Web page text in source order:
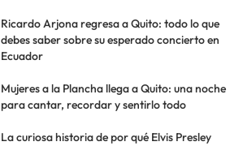
Ricardo Arjona regresa a Quito: todo lo que
debes saber sobre su esperado concierto en
Ecuador
Mujeres a la Plancha llega a Quito: una noche
para cantar, recordar y sentirlo todo
La curiosa historia de por qué Elvis Presley